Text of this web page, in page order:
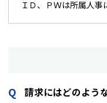
ＩＤ、ＰＷは所属人事
請求にはどのよう